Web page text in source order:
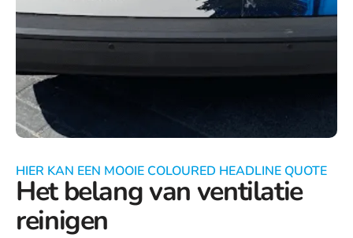
HIER KAN EEN MOOIE COLOURED HEADLINE QUOTE
Het belang van ventilatie
reinigen